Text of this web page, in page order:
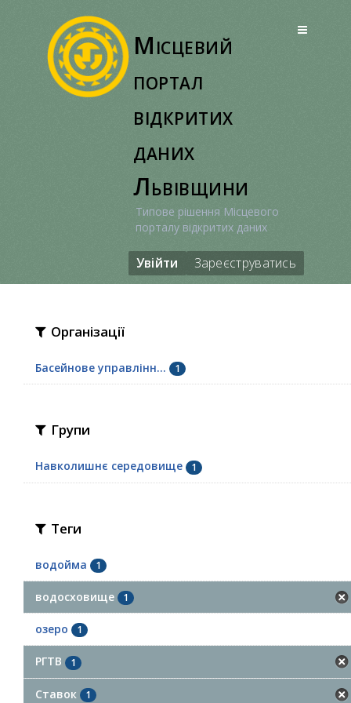
Місцевий
портал
відкритих
даних
Львівщини
Типове рішення Місцевого
порталу відкритих даних
Увійти Зареєструватись
Організації
Басейнове управлінн... 1
Групи
Навколишнє середовище 1
Теги
водойма 1
водосховище 1
озеро 1
РГТВ 1
Ставок 1